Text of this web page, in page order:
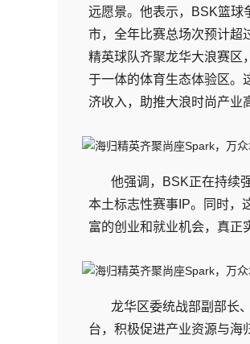
远愿景。他表示，BSK篮球
市，全年比赛总场次预计超
精英球队齐聚龙华大浪赛区
于一体的体育生态体验区。
济收入，助推大浪时尚产业
他强调，BSK正在持续
本土标志性赛事IP。同时，
富的创业和就业机会，真正
龙华区委统战部副部长
台，积极促进产业资源与海